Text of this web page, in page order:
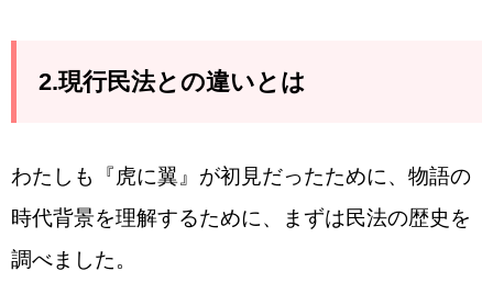
2.現行民法との違いとは
わたしも『虎に翼』が初見だったために、物語の
時代背景を理解するために、まずは民法の歴史を
調べました。